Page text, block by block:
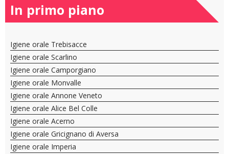
In primo piano
Igiene orale Trebisacce
Igiene orale Scarlino
Igiene orale Camporgiano
Igiene orale Monvalle
Igiene orale Annone Veneto
Igiene orale Alice Bel Colle
Igiene orale Acerno
Igiene orale Gricignano di Aversa
Igiene orale Imperia